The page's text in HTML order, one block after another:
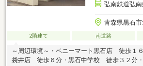
弘南鉄道弘
青森県黒石市
2階建て 南道路
～周辺環境～・ベニーマート黒石店 徒歩１
袋井店 徒歩６分・黒石中学校 徒歩３２分